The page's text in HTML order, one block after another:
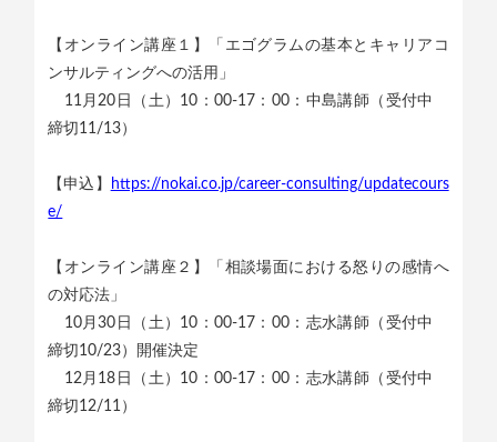
【オンライン講座１】「エゴグラムの基本とキャリアコ
ンサルティングへの活用」
11月20日（土）10：00-17：00：中島講師（受付中
締切11/13）
【申込】
https://nokai.co.jp/career-consulting/updatecours
e/
【オンライン講座２】「相談場面における怒りの感情へ
の対応法」
10月30日（土）10：00-17：00：志水講師（受付中
締切10/23）開催決定
12月18日（土）10：00-17：00：志水講師（受付中
締切12/11）